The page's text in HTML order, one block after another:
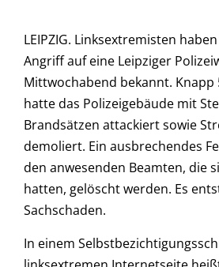
LEIPZIG. Linksextremisten
Angriff auf eine Leipziger
Mittwochabend bekannt.
hatte das Polizeigebäude mit
Brandsätzen attackiert sowie
demoliert. Ein ausbrechendes
den anwesenden Beamten, die
hatten, gelöscht werden. Es
Sachschaden.
In einem